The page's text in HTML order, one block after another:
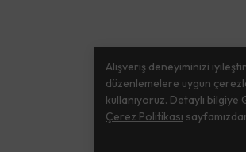
Alışveriş deneyiminizi
düzenlemelere uygun
kullanıyoruz. Detaylı bilgiye
Çerez Politikası